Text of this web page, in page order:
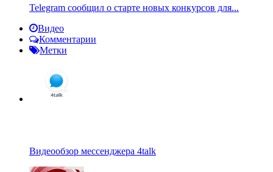
Telegram сообщил о старте новых конкурсов для...
Видео
Комментарии
Метки
Видеообзор мессенджера 4talk